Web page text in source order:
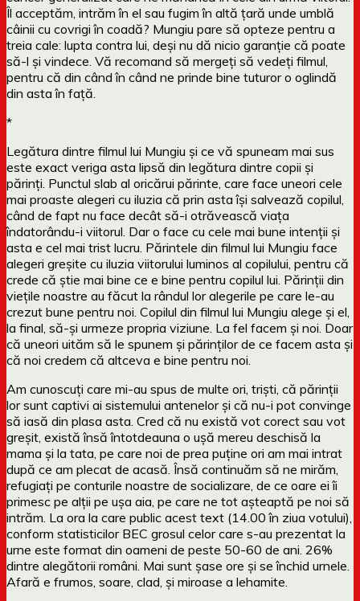
Îl acceptăm, intrăm în el sau fugim în altă țară unde umblă
câinii cu covrigi în coadă? Mungiu pare să opteze pentru a
treia cale: lupta contra lui, deși nu dă nicio garanție că poate
să-l și vindece. Vă recomand să mergeți să vedeți filmul,
pentru că din când în când ne prinde bine tuturor o oglindă
din asta în față.
*
Legătura dintre filmul lui Mungiu și ce vă spuneam mai sus
este exact veriga asta lipsă din legătura dintre copii și
părinți. Punctul slab al oricărui părinte, care face uneori cele
mai proaste alegeri cu iluzia că prin asta își salvează copilul,
când de fapt nu face decât să-i otrăvească viața
îndatorându-i viitorul. Dar o face cu cele mai bune intenții și
asta e cel mai trist lucru. Părintele din filmul lui Mungiu face
alegeri greșite cu iluzia viitorului luminos al copilului, pentru că
crede că știe mai bine ce e bine pentru copilul lui. Părinții din
viețile noastre au făcut la rândul lor alegerile pe care le-au
crezut bune pentru noi. Copilul din filmul lui Mungiu alege și el,
la final, să-și urmeze propria viziune. La fel facem și noi. Doar
că uneori uităm să le spunem și părinților de ce facem asta și
că noi credem că altceva e bine pentru noi.
Am cunoscuți care mi-au spus de multe ori, triști, că părinții
lor sunt captivi ai sistemului antenelor și că nu-i pot convinge
să iasă din plasa asta. Cred că nu există vot corect sau vot
greșit, există însă întotdeauna o ușă mereu deschisă la
mama și la tata, pe care noi de prea puține ori am mai intrat
după ce am plecat de acasă. Însă continuăm să ne mirăm,
refugiați pe conturile noastre de socializare, de ce oare ei îi
primesc pe alții pe ușa aia, pe care ne tot așteaptă pe noi să
intrăm. La ora la care public acest text (14.00 în ziua votului),
conform statisticilor BEC grosul celor care s-au prezentat la
urne este format din oameni de peste 50-60 de ani. 26%
dintre alegătorii români. Mai sunt șase ore și se închid urnele.
Afară e frumos, soare, clad, și miroase a lehamite.